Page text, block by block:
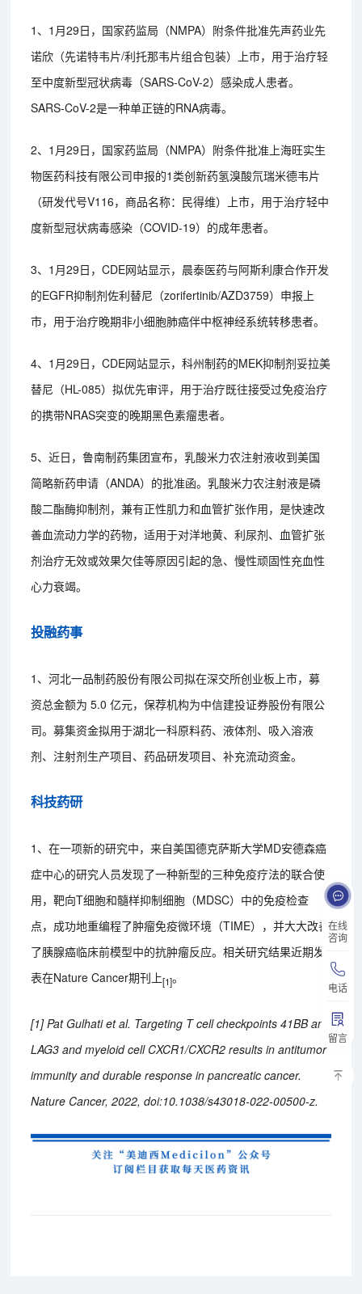
在线
咨询
电话
留言
1、1月29日，国家药监局（NMPA）附条件批准先声药业先
诺欣（先诺特韦片/利托那韦片组合包装）上市，用于治疗轻
至中度新型冠状病毒（SARS-CoV-2）感染成人患者。
SARS-CoV-2是一种单正链的RNA病毒。
2、1月29日，国家药监局（NMPA）附条件批准上海旺实生
物医药科技有限公司申报的1类创新药氢溴酸氘瑞米德韦片
（研发代号V116，商品名称：民得维）上市，用于治疗轻中
度新型冠状病毒感染（COVID-19）的成年患者。
3、1月29日，CDE网站显示，晨泰医药与阿斯利康合作开发
的EGFR抑制剂佐利替尼（zorifertinib/AZD3759）申报上
市，用于治疗晚期非小细胞肺癌伴中枢神经系统转移患者。
4、1月29日，CDE网站显示，科州制药的MEK抑制剂妥拉美
替尼（HL-085）拟优先审评，用于治疗既往接受过免疫治疗
的携带NRAS突变的晚期黑色素瘤患者。
5、近日，鲁南制药集团宣布，乳酸米力农注射液收到美国
简略新药申请（ANDA）的批准函。乳酸米力农注射液是磷
酸二酯酶抑制剂，兼有正性肌力和血管扩张作用，是快速改
善血流动力学的药物，适用于对洋地黄、利尿剂、血管扩张
剂治疗无效或效果欠佳等原因引起的急、慢性顽固性充血性
心力衰竭。
投融药事
1、河北一品制药股份有限公司拟在深交所创业板上市，募
资总金额为 5.0 亿元，保荐机构为中信建投证券股份有限公
司。募集资金拟用于湖北一科原料药、液体剂、吸入溶液
剂、注射剂生产项目、药品研发项目、补充流动资金。
科技药研
1、在一项新的研究中，来自美国德克萨斯大学MD安德森癌
症中心的研究人员发现了一种新型的三种免疫疗法的联合使
用，靶向T细胞和髓样抑制细胞（MDSC）中的免疫检查
点，成功地重编程了肿瘤免疫微环境（TIME），并大大改善
了胰腺癌临床前模型中的抗肿瘤反应。相关研究结果近期发
表在Nature Cancer期刊上[1]。
[1] Pat Gulhati et al. Targeting T cell checkpoints 41BB and
LAG3 and myeloid cell CXCR1/CXCR2 results in antitumor
immunity and durable response in pancreatic cancer.
Nature Cancer, 2022, doi:10.1038/s43018-022-00500-z.